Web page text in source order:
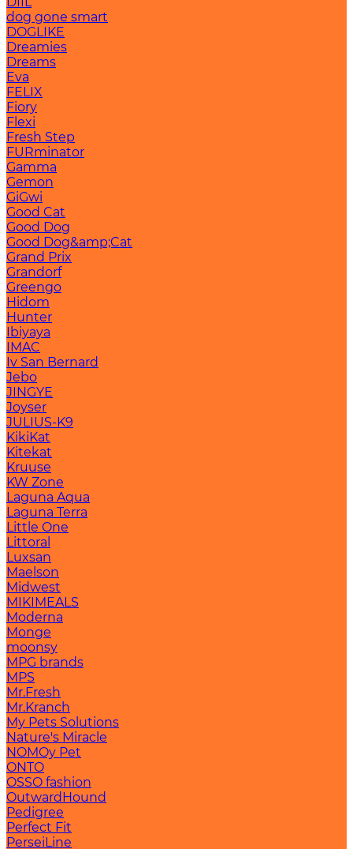
dog gone smart
DOGLIKE
Dreamies
Dreams
Eva
FELIX
Fiory
Flexi
Fresh Step
FURminator
Gamma
Gemon
GiGwi
Good Cat
Good Dog
Good Dog&amp;Cat
Grand Prix
Grandorf
Greengo
Hidom
Hunter
Ibiyaya
IMAC
Iv San Bernard
Jebo
JINGYE
Joyser
JULIUS-K9
KikiKat
Kitekat
Kruuse
KW Zone
Laguna Aqua
Laguna Terra
Little One
Littoral
Luxsan
Maelson
Midwest
MIKIMEALS
Moderna
Monge
moonsy
MPG brands
MPS
Mr.Fresh
Mr.Kranch
My Pets Solutions
Nature's Miracle
NOMOy Pet
ONTO
OSSO fashion
OutwardHound
Pedigree
Perfect Fit
PerseiLine